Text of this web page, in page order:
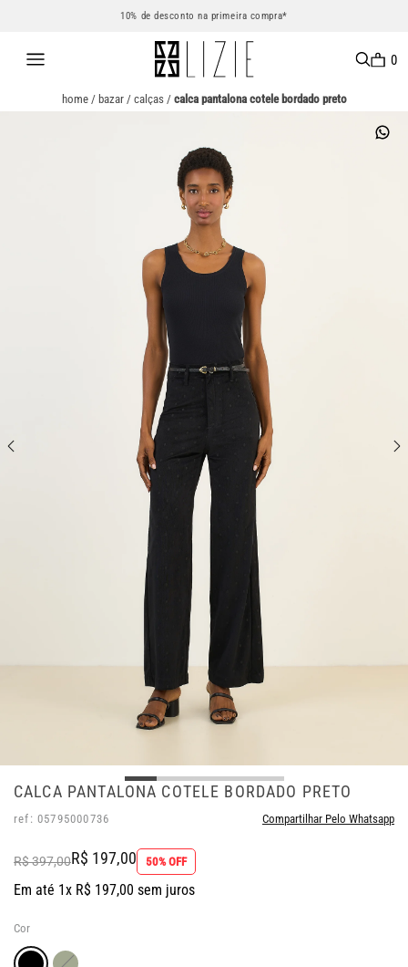
10% de desconto na primeira compra*
0
home/ bazar/ calças/ calca pantalona cotele bordado preto
CALCA PANTALONA COTELE BORDADO PRETO
ref: 05795000736 Compartilhar Pelo Whatsapp
R$ 397,00R$ 197,00 50% OFF
Em até 1x R$ 197,00 sem juros
Cor